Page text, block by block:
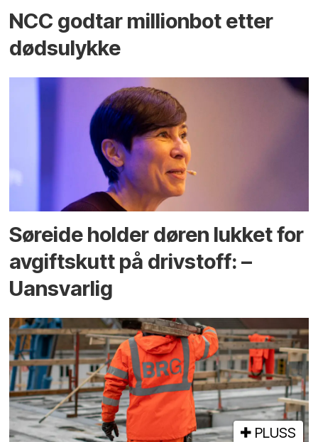
NCC godtar millionbot etter
dødsulykke
Søreide holder døren lukket for
avgiftskutt på drivstoff: –
Uansvarlig
PLUSS